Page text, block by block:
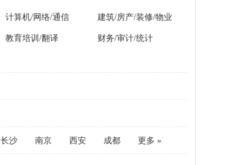
计算机/网络/通信 建筑/房产/装修/物业
教育培训/翻译 财务/审计/统计
长沙 南京 西安 成都 更多 »